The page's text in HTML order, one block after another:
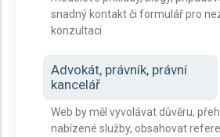
snadný kontakt či formulář pro
konzultaci.
Advokát, právník, právní
kancelář
Web by měl vyvolávat důvěru,
nabízené služby, obsahovat